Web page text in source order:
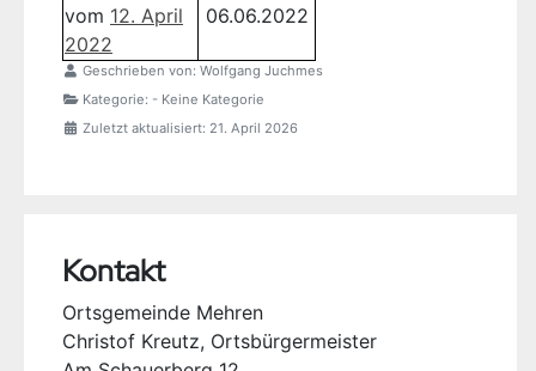
vom 12. April
2022
06.06.2022
Geschrieben von: Wolfgang Juchmes
Kategorie: - Keine Kategorie
Zuletzt aktualisiert: 21. April 2026
Kontakt
Ortsgemeinde Mehren
Christof Kreutz, Ortsbürgermeister